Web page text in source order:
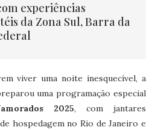
experiências
da Zona Sul, Barra da
viver uma noite inesquecível, a
uma programação especial
2025, com jantares
hospedagem no Rio de Janeiro e